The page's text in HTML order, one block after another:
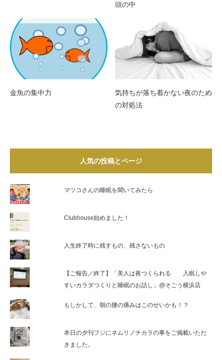
頭の中
金魚の集中力
気持ちが落ち着かない夜のため
の対処法
人気の投稿とページ
マツコさんの睡眠を聞いてみたら
Clubhouse始めました！
人生終了時に残すもの、残さないもの
【ご報告／終了】「美人は夜つくられる 入眠しや
すいカラダつくりと睡眠のお話し」@そごう横浜店
もしかして、朝の腰の痛みはこのせいかも！？
本日の夕刊フジにネムリノチカラの事をご掲載いただ
きました。